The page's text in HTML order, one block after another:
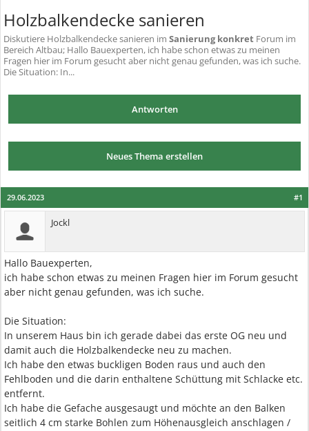
Holzbalkendecke sanieren
Diskutiere Holzbalkendecke sanieren im Sanierung konkret Forum im
Bereich Altbau; Hallo Bauexperten, ich habe schon etwas zu meinen
Fragen hier im Forum gesucht aber nicht genau gefunden, was ich suche.
Die Situation: In...
Antworten
Neues Thema erstellen
#1
29.06.2023
Jockl
Hallo Bauexperten,
ich habe schon etwas zu meinen Fragen hier im Forum gesucht
aber nicht genau gefunden, was ich suche.
Die Situation:
In unserem Haus bin ich gerade dabei das erste OG neu und
damit auch die Holzbalkendecke neu zu machen.
Ich habe den etwas buckligen Boden raus und auch den
Fehlboden und die darin enthaltene Schüttung mit Schlacke etc.
entfernt.
Ich habe die Gefache ausgesaugt und möchte an den Balken
seitlich 4 cm starke Bohlen zum Höhenausgleich anschlagen /